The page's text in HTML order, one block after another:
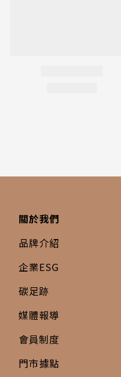
關於我們
品牌介紹
企業ESG
碳足跡
媒體報導
會員制度
門市據點